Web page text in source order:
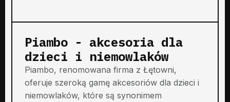
Piambo - akcesoria dla
dzieci i niemowlaków
Piambo, renomowana firma z Łętowni,
oferuje szeroką gamę akcesoriów dla dzieci i
niemowlaków, które są synonimem